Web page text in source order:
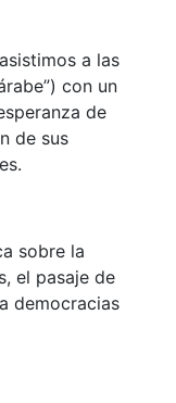
a las
con un
de
de sus
sobre la
el pasaje de
democracias